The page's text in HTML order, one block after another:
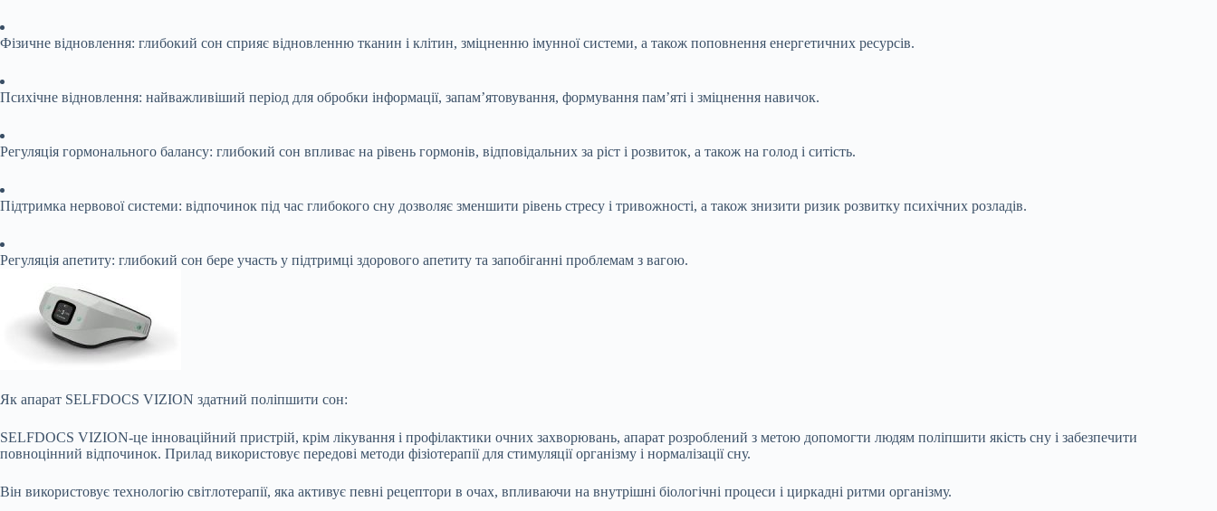
Фізичне відновлення: глибокий сон сприяє відновленню тканин і клітин, зміцненню імунної системи, а також поповнення енергетичних ресурсів.
Психічне відновлення: найважливіший період для обробки інформації, запам’ятовування, формування пам’яті і зміцнення навичок.
Регуляція гормонального балансу: глибокий сон впливає на рівень гормонів, відповідальних за ріст і розвиток, а також на голод і ситість.
Підтримка нервової системи: відпочинок під час глибокого сну дозволяє зменшити рівень стресу і тривожності, а також знизити ризик розвитку психічних розладів.
Регуляція апетиту: глибокий сон бере участь у підтримці здорового апетиту та запобіганні проблемам з вагою.
Як апарат SELFDOCS VIZION здатний поліпшити сон:
SELFDOCS VIZION-це інноваційний пристрій, крім лікування і профілактики очних захворювань, апарат розроблений з метою допомогти людям поліпшити якість сну і забезпечити
повноцінний відпочинок. Прилад використовує передові методи фізіотерапії для стимуляції організму і нормалізації сну.
Він використовує технологію світлотерапії, яка активує певні рецептори в очах, впливаючи на внутрішні біологічні процеси і циркадні ритми організму.